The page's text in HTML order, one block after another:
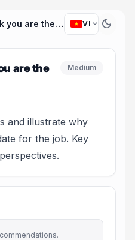
Why do you think you are the best candidate? VI expand_more dark_mode
are the
Medium
and illustrate why
for the job. Key